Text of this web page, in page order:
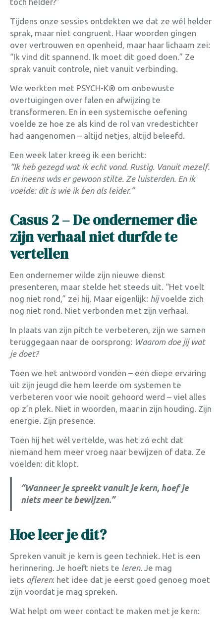
toch helder?”
Tijdens onze sessies ontdekten we dat ze wél helder
sprak, maar niet congruent. Haar woorden gingen
over vertrouwen en openheid, maar haar lichaam zei:
“Ik vind dit spannend. Ik moet dit goed doen.” Ze
sprak vanuit controle, niet vanuit verbinding.
We werkten met PSYCH-K® om onbewuste
overtuigingen over falen en afwijzing te
transformeren. En in een systemische oefening
voelde ze hoe ze als kind de rol van vredestichter
had aangenomen – altijd netjes, altijd beleefd.
Een week later kreeg ik een bericht:
“Ik heb gezegd wat ik echt vond. Rustig. Vanuit mezelf.
En ineens wás er gewoon stilte. Ze luisterden. En ik
voelde: dit is wie ik ben als leider.”
Casus 2 – De ondernemer die
zijn verhaal niet durfde te
vertellen
Een ondernemer wilde zijn nieuwe dienst
presenteren, maar stelde het steeds uit. “Het voelt
nog niet rond,” zei hij. Maar eigenlijk: hijvoelde zich
nog niet rond. Niet verbonden met zijn verhaal.
In plaats van zijn pitch te verbeteren, zijn we samen
teruggegaan naar de oorsprong: Waarom doe jij wat
je doet?
Toen we het antwoord vonden – een diepe ervaring
uit zijn jeugd die hem leerde om systemen te
verbeteren voor wie nooit gehoord werd – viel alles
op z’n plek. Niet in woorden, maar in zijn houding. Zijn
energie. Zijn presence.
Toen hij het wél vertelde, was het zó echt dat
niemand hem meer vroeg naar bewijzen of data. Ze
voelden: dit klopt.
“Wanneer je spreekt vanuit je kern, hoef je
niets meer te bewijzen.”
Hoe leer je dit?
Spreken vanuit je kern is geen techniek. Het is een
herinnering. Je hoeft niets te leren. Je mag
iets afleren: het idee dat je eerst goed genoeg moet
zijn voordat je mag spreken.
Wat helpt om weer contact te maken met je kern: